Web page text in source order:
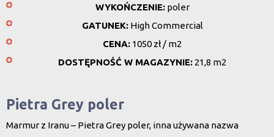
WYKOŃCZENIE:poler
GATUNEK:High Commercial
CENA: 1050 zł / m2
DOSTĘPNOŚĆ W MAGAZYNIE: 21,8 m2
Pietra Grey poler
Marmur z Iranu – Pietra Grey poler, inna używana nazwa